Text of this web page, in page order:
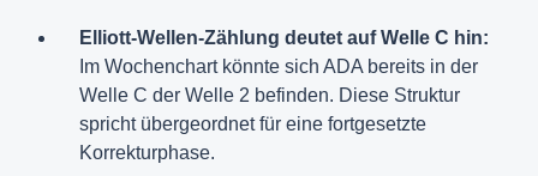
Elliott-Wellen-Zählung deutet auf Welle C hin:
Im Wochenchart könnte sich ADA bereits in der
Welle C der Welle 2 befinden. Diese Struktur
spricht übergeordnet für eine fortgesetzte
Korrekturphase.